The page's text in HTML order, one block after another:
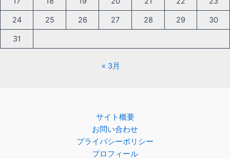
24 25 26 27 28 29 30
31
« 3月
サイト概要
お問い合わせ
プライバシーポリシー
プロフィール